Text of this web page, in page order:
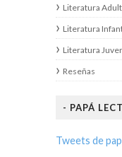
Literatura
Literatura
Literatura
Reseñas
- PAPÁ
Tweets de